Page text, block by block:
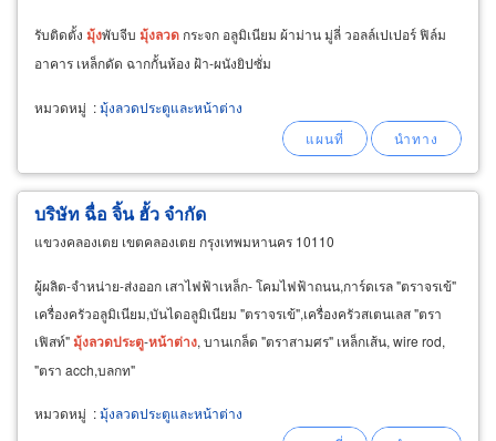
รับติดตั้ง มุ้งพับจีบ มุ้งลวด กระจก อลูมิเนียม ผ้าม่าน มู่ลี่ วอลล์เปเปอร์ ฟิล์ม
อาคาร เหล็กดัด ฉากกั้นห้อง ฝ้า-ผนังยิปซั่ม
หมวดหมู่ :มุ้งลวดประตูและหน้าต่าง
บริษัท ฉื่อ จิ้น ฮั้ว จำกัด
แขวงคลองเตย เขตคลองเตย กรุงเทพมหานคร 10110
ผู้ผลิต-จำหน่าย-ส่งออก เสาไฟฟ้าเหล็ก- โคมไฟฟ้าถนน,การ์ดเรล "ตราจรเข้"
เครื่องครัวอลูมิเนียม,บันไดอลูมิเนียม "ตราจรเข้",เครื่องครัวสเตนเลส "ตรา
เฟิสท์"มุ้งลวดประตู-หน้าต่าง, บานเกล็ด "ตราสามศร" เหล็กเส้น, wire rod,
"ตรา acch,บลกท"
หมวดหมู่ :มุ้งลวดประตูและหน้าต่าง